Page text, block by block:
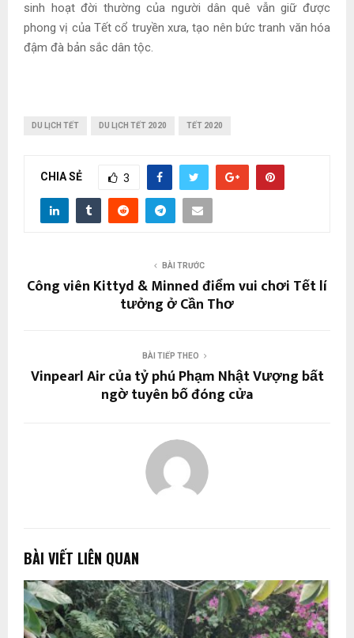
sinh hoạt đời thường của người dân quê vẫn giữ được
phong vị của Tết cổ truyền xưa, tạo nên bức tranh văn hóa
đậm đà bản sắc dân tộc.
DU LỊCH TẾT DU LỊCH TẾT 2020 TẾT 2020
CHIA SẺ 3
BÀI TRƯỚC
Công viên Kittyd & Minned điểm vui chơi Tết lí
tưởng ở Cần Thơ
BÀI TIẾP THEO
Vinpearl Air của tỷ phú Phạm Nhật Vượng bất
ngờ tuyên bố đóng cửa
BÀI VIẾT LIÊN QUAN